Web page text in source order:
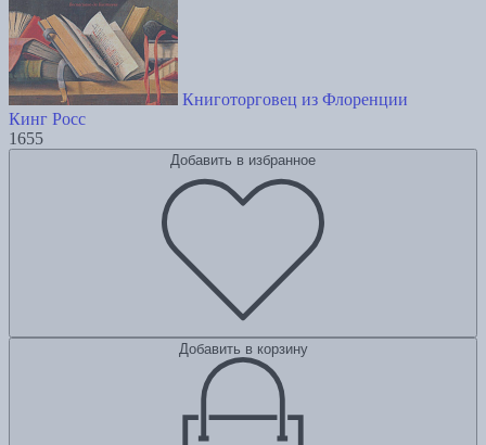
Книготорговец из Флоренции
Кинг Росс
1655
Добавить в избранное
Добавить в корзину